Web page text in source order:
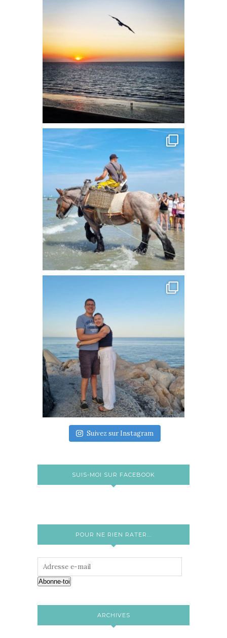
Suivez sur Instagram
SUIS-MOI SUR FACEBOOK
POUR NE RIEN RATER...
Abonne-toi
ARCHIVES